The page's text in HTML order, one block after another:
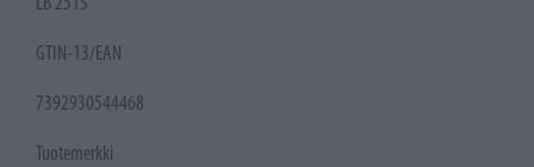
GTIN-13/EAN
7392930544468
Tuotemerkki